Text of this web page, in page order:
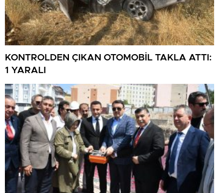
KONTROLDEN ÇIKAN OTOMOBİL TAKLA ATTI:
1 YARALI